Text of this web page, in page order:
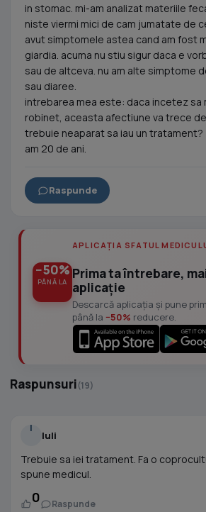
in stomac. mi-am analizat materiile
niste viermi mici de cam jumatate de
avut simptomele astea cand am fost
giardia. acuma nu stiu sigur daca e
sau de altceva. nu am alte simptome
sau diaree.
intrebarea mea este: daca incetez sa
robinet, aceasta afectiune va trece
trebuie neaparat sa iau un tratament?
am 20 de ani.
Raspunde
−50%
PÂNĂ LA
APLICAȚIA SFATUL
Prima ta întrebare,
aplicație
Descarcă aplicația și pune
până la −50% reducere.
Raspunsuri(19)
I
Iuli
Trebuie sa iei tratament. Fa o
spune medicul.
0 Raspunde